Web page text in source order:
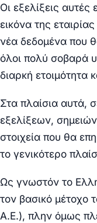
Οι εξελίξεις αυτές
εικόνα της
νέα δεδομένα που
όλοι πολύ σοβαρά
διαρκή ετοιμότητα
Στα πλαίσια αυτά,
εξελίξεων,
στοιχεία που θα
το γενικότερο
Ως γνωστόν το
τον βασικό
Α.Ε.), πλην όμως